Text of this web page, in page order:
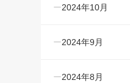
2024年10月
2024年9月
2024年8月